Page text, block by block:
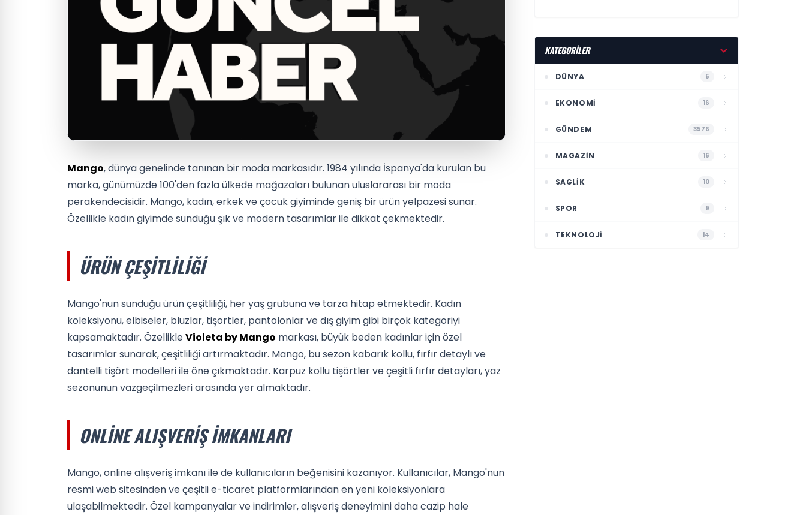
Mango, dünya genelinde tanınan bir moda markasıdır. 1984 yılında İspanya'da kurulan bu
marka, günümüzde 100'den fazla ülkede mağazaları bulunan uluslararası bir moda
perakendecisidir. Mango, kadın, erkek ve çocuk giyiminde geniş bir ürün yelpazesi sunar.
Özellikle kadın giyimde sunduğu şık ve modern tasarımlar ile dikkat çekmektedir.
ÜRÜN ÇEŞITLILIĞI
Mango'nun sunduğu ürün çeşitliliği, her yaş grubuna ve tarza hitap etmektedir. Kadın
koleksiyonu, elbiseler, bluzlar, tişörtler, pantolonlar ve dış giyim gibi birçok kategoriyi
kapsamaktadır. ÖzellikleVioleta by Mango markası, büyük beden kadınlar için özel
tasarımlar sunarak, çeşitliliği artırmaktadır. Mango, bu sezon kabarık kollu, fırfır detaylı ve
dantelli tişört modelleri ile öne çıkmaktadır. Karpuz kollu tişörtler ve çeşitli fırfır detayları, yaz
sezonunun vazgeçilmezleri arasında yer almaktadır.
ONLINE ALIŞVERIŞ İMKANLARI
Mango, online alışveriş imkanı ile de kullanıcıların beğenisini kazanıyor. Kullanıcılar, Mango'nun
resmi web sitesinden ve çeşitli e-ticaret platformlarından en yeni koleksiyonlara
ulaşabilmektedir. Özel kampanyalar ve indirimler, alışveriş deneyimini daha cazip hale
KATEGORİLER
DÜNYA 5
EKONOMI 16
GÜNDEM 3576
MAGAZIN 16
SAGLIK 10
SPOR 9
TEKNOLOJI 14